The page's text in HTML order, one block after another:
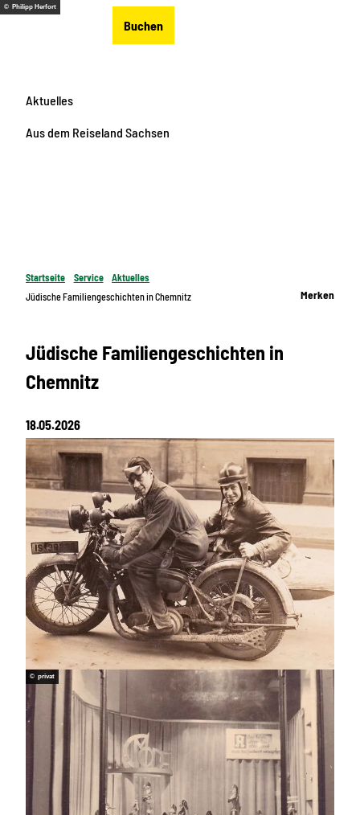
Z
Buchen
© Philipp Herfort
Aktuelles
Aus dem Reiseland Sachsen
Startseite Service
Aktuelles
Jüdische Familiengeschichten in Chemnitz
Merken
Jüdische Familiengeschichten in
Chemnitz
18.05.2026
© privat